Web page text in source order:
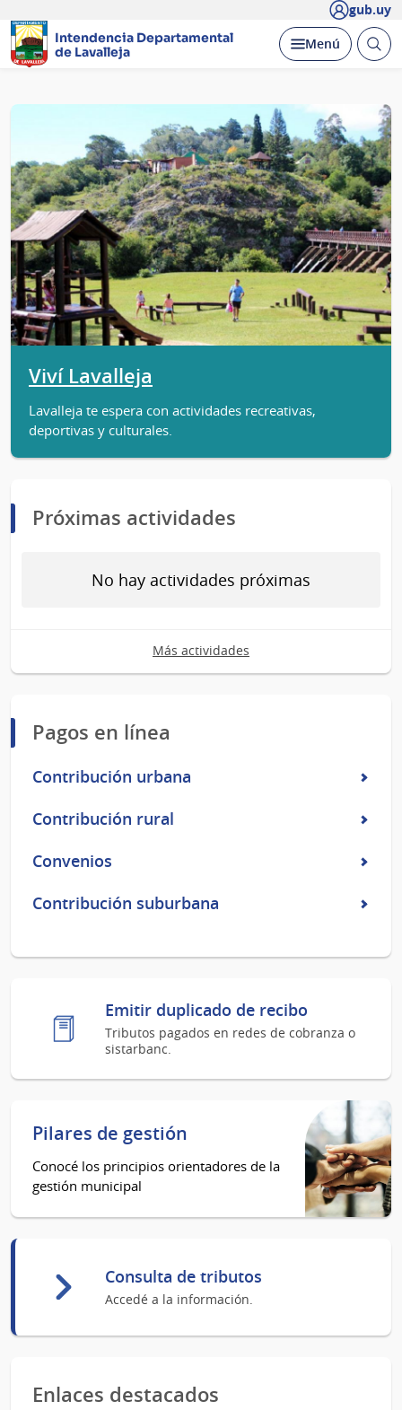
gub.uy
Intendencia Departamental
de Lavalleja
Desplegar
Menú Abrir
Página
principal
Viví Lavalleja
Lavalleja te espera con actividades recreativas,
deportivas y culturales.
Próximas actividades
No hay actividades próximas
Más actividades
Pagos en línea
Contribución urbana
Contribución rural
Convenios
Contribución suburbana
Emitir duplicado de recibo
Tributos pagados en redes de cobranza o
sistarbanc.
Pilares de gestión
Conocé los principios orientadores de la
gestión municipal
Consulta de tributos
Accedé a la información.
Enlaces destacados